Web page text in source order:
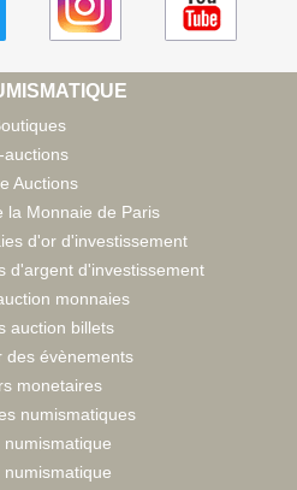
auctions
Auctions
la Monnaie de Paris
d'or d'investissement
d'argent d'investissement
monnaies
auction billets
des évènements
monetaires
numismatiques
numismatique
numismatique